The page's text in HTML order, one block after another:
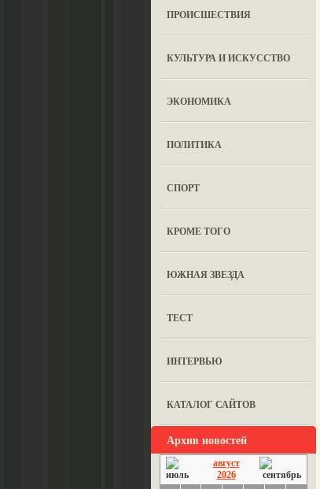
ПРОИСШЕСТВИЯ
КУЛЬТУРА И ИСКУССТВО
ЭКОНОМИКА
ПОЛИТИКА
СПОРТ
КРОМЕ ТОГО
ЮЖНАЯ ЗВЕЗДА
ТЕСТ
ИНТЕРВЬЮ
КАТАЛОГ САЙТОВ
Архив новостей
август
2026